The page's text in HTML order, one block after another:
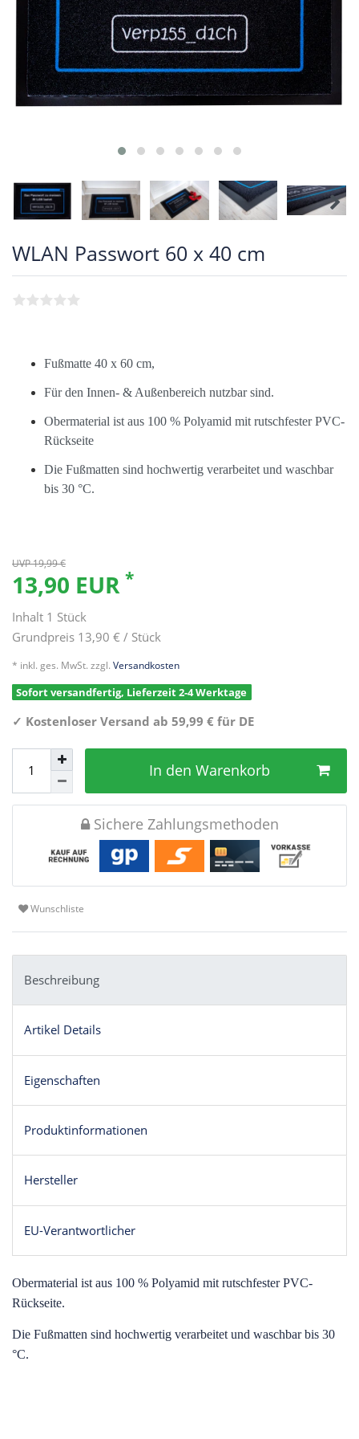
WLAN Passwort 60 x 40 cm
Fußmatte 40 x 60 cm,
Für den Innen- & Außenbereich nutzbar sind.
Obermaterial ist aus 100 % Polyamid mit rutschfester PVC-
Rückseite
Die Fußmatten sind hochwertig verarbeitet und waschbar
bis 30 °C.
UVP 19,99 €
13,90 EUR *
Inhalt 1 Stück
Grundpreis 13,90 € / Stück
* inkl. ges. MwSt. zzgl. Versandkosten
Sofort versandfertig, Lieferzeit 2-4 Werktage
✓ Kostenloser Versand ab 59,99 € für DE
In den Warenkorb
Sichere Zahlungsmethoden
Wunschliste
Beschreibung
Artikel Details
Eigenschaften
Produktinformationen
Hersteller
EU-Verantwortlicher
Obermaterial ist aus 100 % Polyamid mit rutschfester PVC-
Rückseite.
Die Fußmatten sind hochwertig verarbeitet und waschbar bis 30
°C.